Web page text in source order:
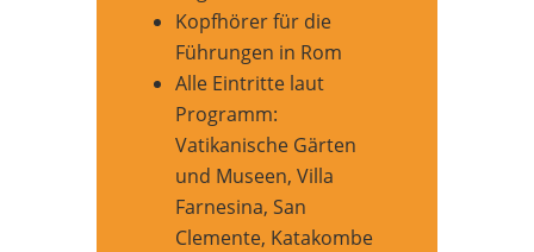
Kopfhörer für die
Führungen in Rom
Alle Eintritte laut
Programm:
Vatikanische Gärten
und Museen, Villa
Farnesina, San
Clemente, Katakombe